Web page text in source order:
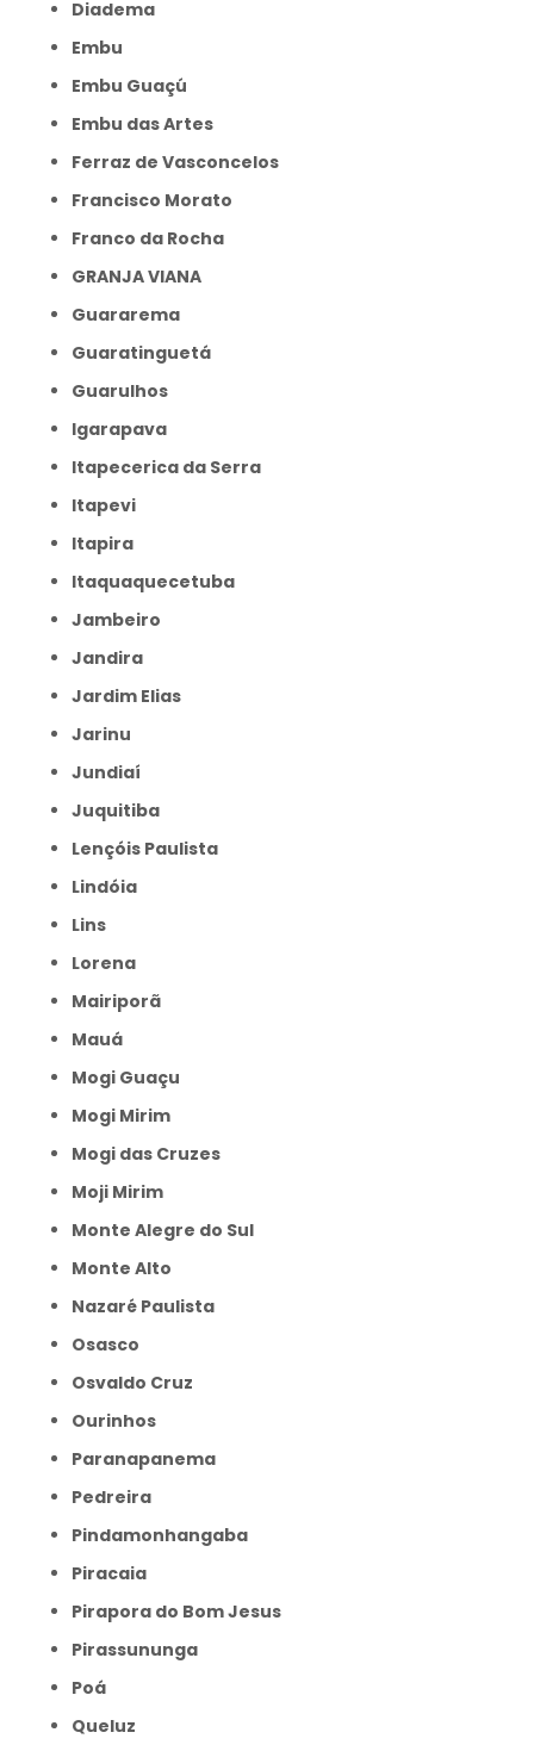
Diadema
Embu
Embu Guaçú
Embu das Artes
Ferraz de Vasconcelos
Francisco Morato
Franco da Rocha
GRANJA VIANA
Guararema
Guaratinguetá
Guarulhos
Igarapava
Itapecerica da Serra
Itapevi
Itapira
Itaquaquecetuba
Jambeiro
Jandira
Jardim Elias
Jarinu
Jundiaí
Juquitiba
Lençóis Paulista
Lindóia
Lins
Lorena
Mairiporã
Mauá
Mogi Guaçu
Mogi Mirim
Mogi das Cruzes
Moji Mirim
Monte Alegre do Sul
Monte Alto
Nazaré Paulista
Osasco
Osvaldo Cruz
Ourinhos
Paranapanema
Pedreira
Pindamonhangaba
Piracaia
Pirapora do Bom Jesus
Pirassununga
Poá
Queluz